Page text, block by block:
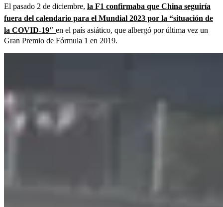
El pasado 2 de diciembre, la F1 confirmaba que China seguiría
fuera del calendario para el Mundial 2023 por la “situación de
la COVID-19″ en el país asiático, que albergó por última vez un
Gran Premio de Fórmula 1 en 2019.